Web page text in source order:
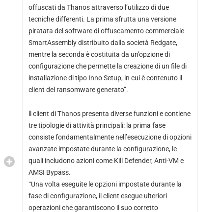
offuscati da Thanos attraverso l’utilizzo di due
tecniche differenti. La prima sfrutta una versione
piratata del software di offuscamento commerciale
SmartAssembly distribuito dalla società Redgate,
mentre la seconda è costituita da un’opzione di
configurazione che permette la creazione di un file di
installazione di tipo Inno Setup, in cui è contenuto il
client del ransomware generato”.
ll client di Thanos presenta diverse funzioni e contiene
tre tipologie di attività principali: la prima fase
consiste fondamentalmente nell’esecuzione di opzioni
avanzate impostate durante la configurazione, le
quali includono azioni come Kill Defender, Anti-VM e
AMSI Bypass.
“Una volta eseguite le opzioni impostate durante la
fase di configurazione, il client esegue ulteriori
operazioni che garantiscono il suo corretto